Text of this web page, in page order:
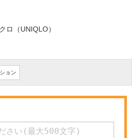
ロ（UNIQLO）
ョン